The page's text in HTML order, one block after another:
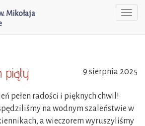
Mikołaja
9 sierpnia 2025
piąty
pełen radości i pięknych chwil!
na wodnym szaleństwie w
a wieczorem wyruszyliśmy